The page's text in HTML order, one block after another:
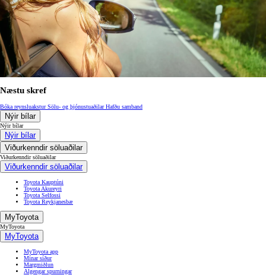
Næstu skref
Bóka reynsluaksturSölu- og þjónustuaðilarHafðu samband
Nýir bílar
Nýir bílar
Nýir bílar
Viðurkenndir söluaðilar
Viðurkenndir söluaðilar
Viðurkenndir söluaðilar
Toyota Kauptúni
Toyota Akureyri
Toyota Selfossi
Toyota Reykjanesbæ
MyToyota
MyToyota
MyToyota
MyToyota app
Mínar síður
Margmiðlun
Algengar spurningar